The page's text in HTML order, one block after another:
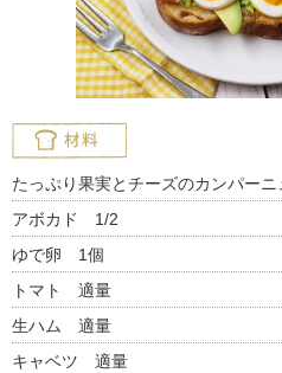
たっぷり果実とチーズのカンパーニ
アボカド 1/2
ゆで卵 1個
トマト 適量
生ハム 適量
キャベツ 適量